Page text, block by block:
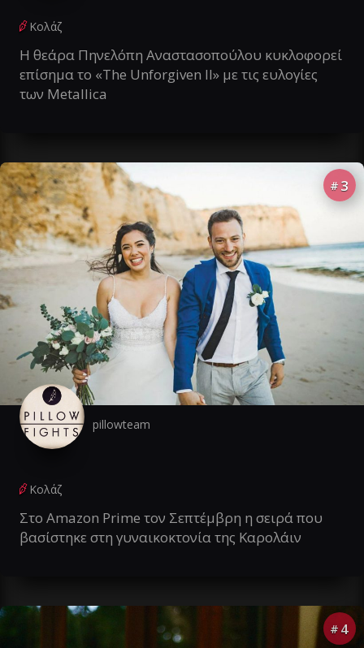
Κολάζ
Η θεάρα Πηνελόπη Αναστασοπούλου κυκλοφορεί
επίσημα το «The Unforgiven II» με τις ευλογίες
των Metallica
# 3
pillowteam
Κολάζ
Στο Amazon Prime τον Σεπτέμβρη η σειρά που
βασίστηκε στη γυναικοκτονία της Καρολάιν
# 4